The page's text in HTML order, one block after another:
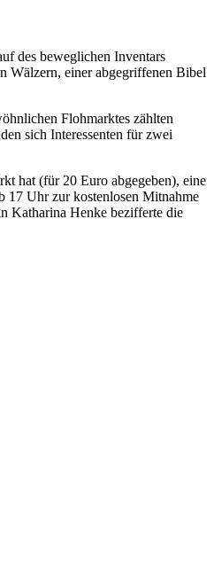
des beweglichen Inventars
Wälzern, einer abgegriffenen Bibel
Flohmarktes zählten
sich Interessenten für zwei
hat (für 20 Euro abgegeben), eine
17 Uhr zur kostenlosen Mitnahme
Katharina Henke bezifferte die